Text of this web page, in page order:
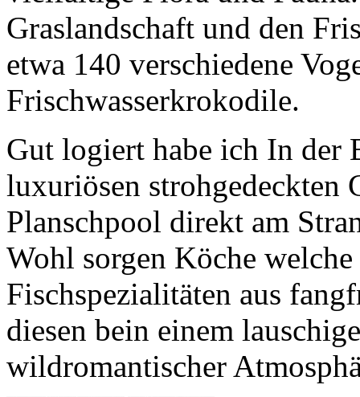
Graslandschaft und den
etwa 140 verschiedene
Frischwasserkrokodile.
Gut logiert habe ich In der
luxuriösen strohgedeckten
Planschpool direkt am
Wohl sorgen Köche
Fischspezialitäten aus
diesen bein einem
wildromantischer